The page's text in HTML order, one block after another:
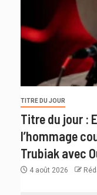
TITRE DU JOUR
Titre du jour :
l’hommage
Trubiak avec
4 août 2026